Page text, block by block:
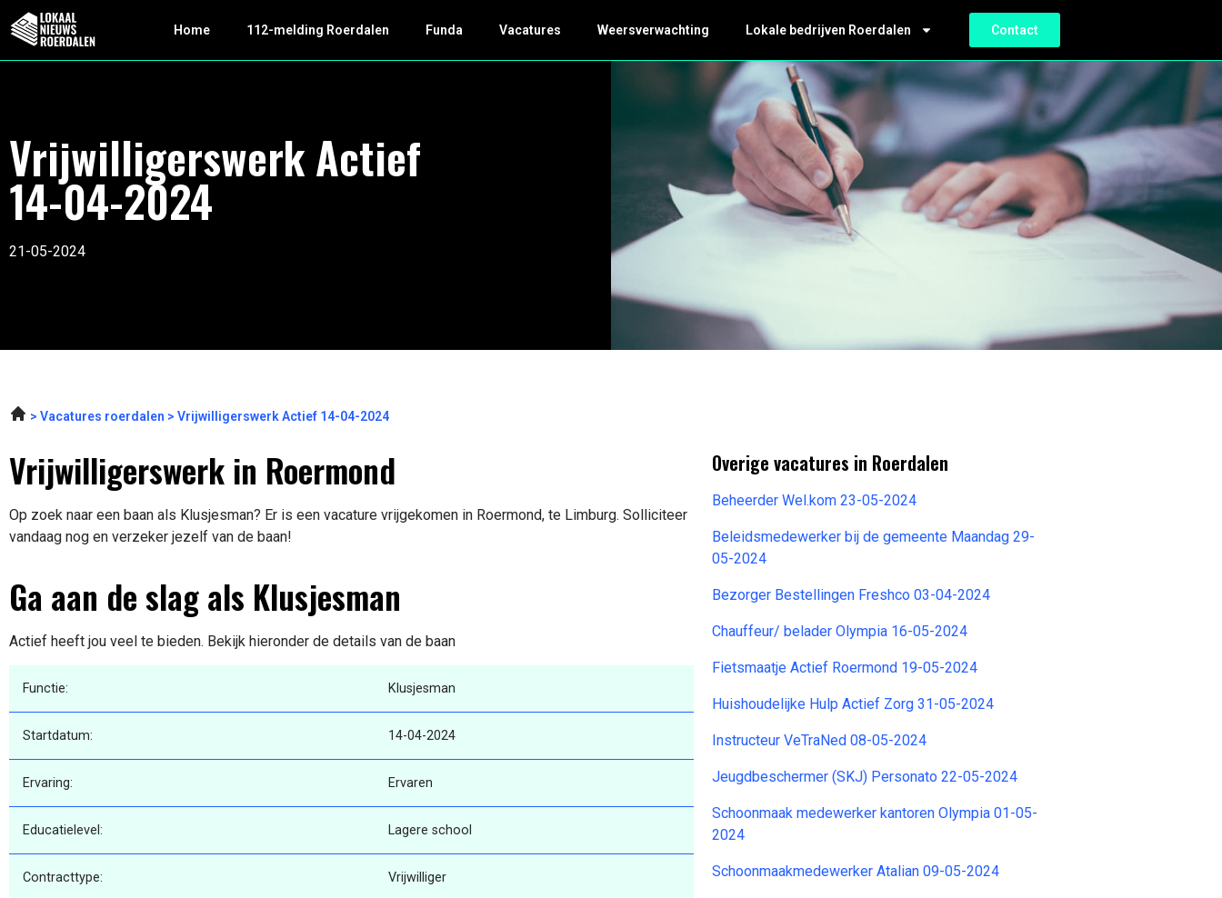
Home 112-melding Roerdalen Funda Vacatures Weersverwachting Lokale bedrijven Roerdalen Contact
Vrijwilligerswerk Actief
14-04-2024
21-05-2024
Vacatures roerdalen Vrijwilligerswerk Actief 14-04-2024
Vrijwilligerswerk in Roermond
Op zoek naar een baan als Klusjesman? Er is een vacature vrijgekomen in Roermond, te Limburg. Solliciteer
vandaag nog en verzeker jezelf van de baan!
Ga aan de slag als Klusjesman
Actief heeft jou veel te bieden. Bekijk hieronder de details van de baan
Functie: Klusjesman
Startdatum: 14-04-2024
Ervaring: Ervaren
Educatielevel: Lagere school
Contracttype: Vrijwilliger
Overige vacatures in Roerdalen
Beheerder Wel.kom 23-05-2024
Beleidsmedewerker bij de gemeente Maandag 29-
05-2024
Bezorger Bestellingen Freshco 03-04-2024
Chauffeur/ belader Olympia 16-05-2024
Fietsmaatje Actief Roermond 19-05-2024
Huishoudelijke Hulp Actief Zorg 31-05-2024
Instructeur VeTraNed 08-05-2024
Jeugdbeschermer (SKJ) Personato 22-05-2024
Schoonmaak medewerker kantoren Olympia 01-05-
2024
Schoonmaakmedewerker Atalian 09-05-2024